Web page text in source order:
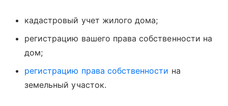
кадастровый учет жилого дома;
регистрацию вашего права собственности на
дом;
регистрацию права собственности на
земельный участок.